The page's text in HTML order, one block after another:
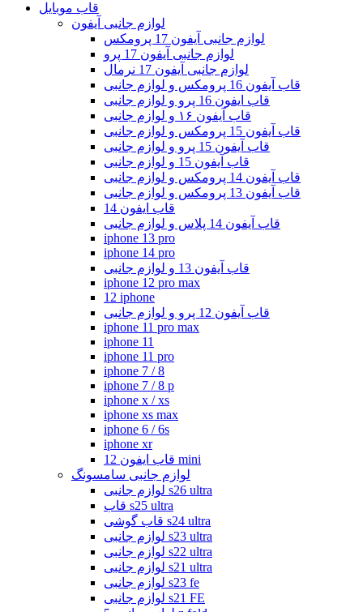
قاب موبایل
لوازم جانبی آیفون
لوازم جانبی آیفون 17 پرومکس
لوازم جانبی آیفون 17 پرو
لوازم جانبی آیفون 17 نرمال
قاب آیفون 16 پرومکس و لوازم جانبی
قاب ایفون 16 پرو و لوازم جانبی
قاب آیفون ۱۶ و لوازم جانبی
قاب آیفون 15 پرومکس و لوازم جانبی
قاب آیفون 15 پرو و لوازم جانبی
قاب آیفون 15 و لوازم جانبی
قاب آیفون 14 پرومکس و لوازم جانبی
قاب آیفون 13 پرومکس و لوازم جانبی
قاب ایفون 14
قاب آیفون 14 پلاس و لوازم جانبی
iphone 13 pro
iphone 14 pro
قاب آیفون 13 و لوازم جانبی
iphone 12 pro max
12 iphone
قاب آیفون 12 پرو و لوازم جانبی
iphone 11 pro max
iphone 11
iphone 11 pro
iphone 7 / 8
iphone 7 / 8 p
iphone x / xs
iphone xs max
iphone 6 / 6s
iphone xr
قاب ایفون 12 mini
لوازم جانبی سامسونگ
لوازم جانبی s26 ultra
قاب s25 ultra
قاب گوشی s24 ultra
لوازم جانبی s23 ultra
لوازم جانبی s22 ultra
لوازم جانبی s21 ultra
لوازم جانبی s23 fe
لوازم جانبی s21 FE